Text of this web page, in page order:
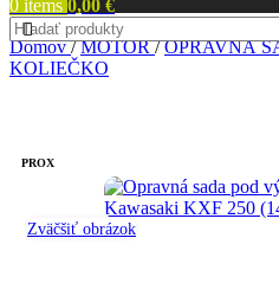
0 items 0,00 €
Domov/ MOTOR/ OPRAVNÁ
KOLIEČKO
PROX
Zväčšiť obrázok